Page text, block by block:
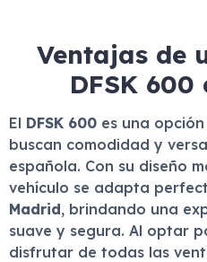
Ventajas de
DFSK
El DFSK 600 es una
buscan comodidad y
española. Con su diseño
vehículo se adapta
Madrid, brindando una
suave y segura. Al optar
disfrutar de todas las